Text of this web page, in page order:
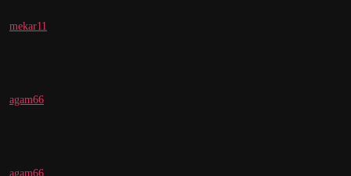
mekar11
agam66
agam66